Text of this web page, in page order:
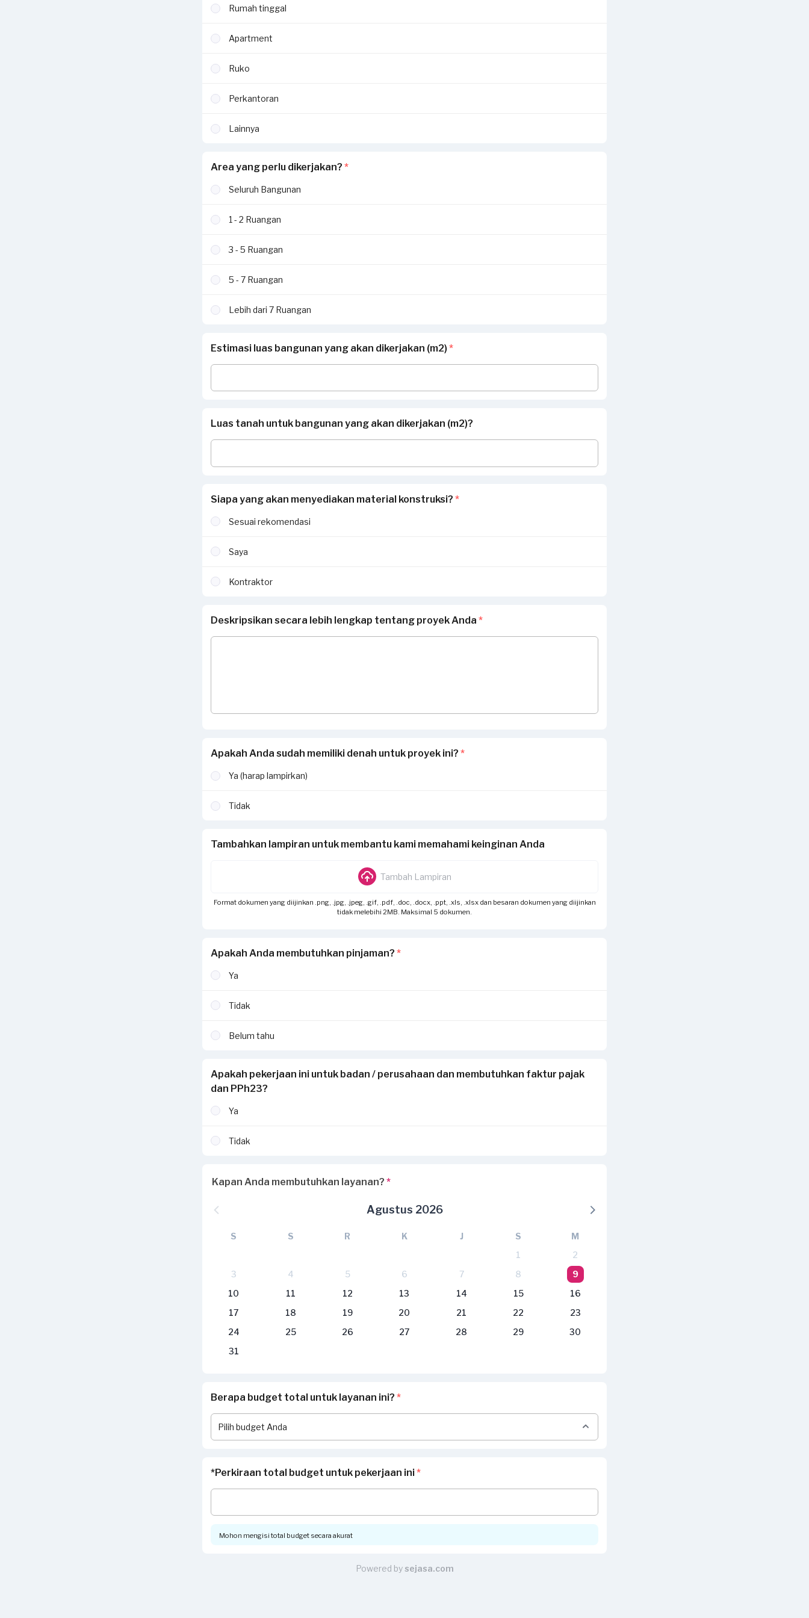
Rumah tinggal
Apartment
Ruko
Perkantoran
Lainnya
Area yang perlu dikerjakan? *
Seluruh Bangunan
1 - 2 Ruangan
3 - 5 Ruangan
5 - 7 Ruangan
Lebih dari 7 Ruangan
Estimasi luas bangunan yang akan dikerjakan (m2) *
Luas tanah untuk bangunan yang akan dikerjakan (m2)?
Siapa yang akan menyediakan material konstruksi? *
Sesuai rekomendasi
Saya
Kontraktor
Deskripsikan secara lebih lengkap tentang proyek Anda *
Apakah Anda sudah memiliki denah untuk proyek ini? *
Ya (harap lampirkan)
Tidak
Tambahkan lampiran untuk membantu kami memahami keinginan Anda
Tambah Lampiran
Format dokumen yang diijinkan .png, .jpg, .jpeg, .gif, .pdf, .doc, .docx, .ppt, .xls, .xlsx dan besaran dokumen yang diijinkan
tidak melebihi 2MB. Maksimal 5 dokumen.
Apakah Anda membutuhkan pinjaman? *
Ya
Tidak
Belum tahu
Apakah pekerjaan ini untuk badan / perusahaan dan membutuhkan faktur pajak
dan PPh23?
Ya
Tidak
Kapan Anda membutuhkan layanan? *
Agustus 2026
S S R K J S
M
1
2
3
4 5 6 7 8
9
10
11 12 13 14 15
16
17
18 19 20 21 22
23
24
25 26 27 28 29
30
31
Berapa budget total untuk layanan ini? *
*Perkiraan total budget untuk pekerjaan ini*
Mohon mengisi total budget secara akurat
Powered bysejasa.com